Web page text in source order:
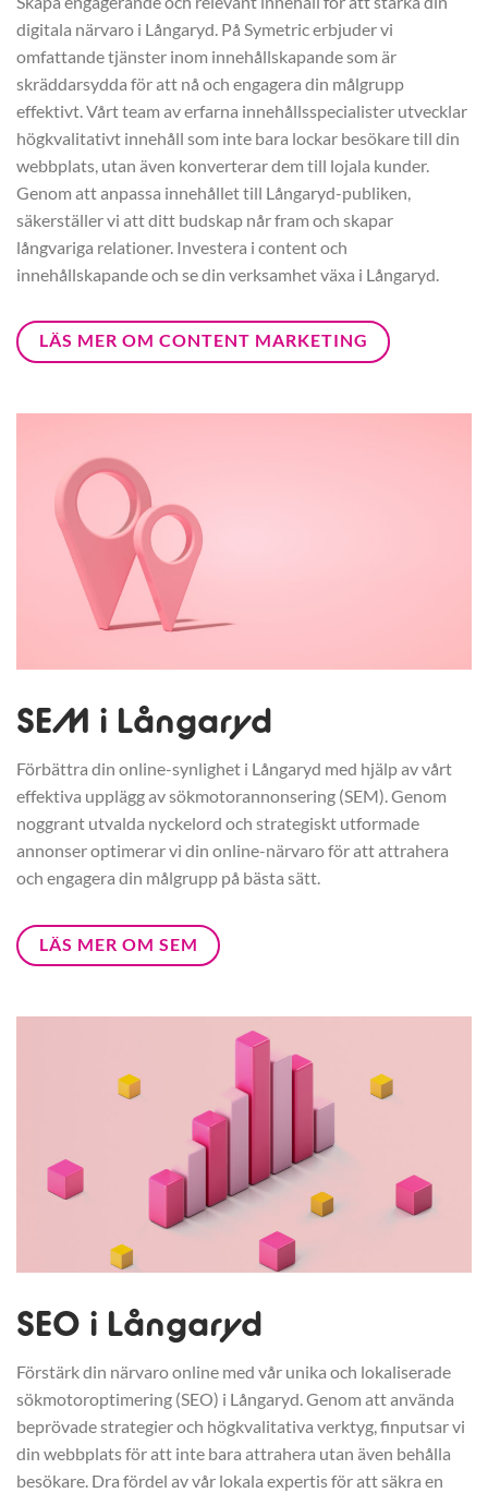
digitala närvaro i Långaryd. På Symetric erbjuder vi
omfattande tjänster inom innehållskapande som är
skräddarsydda för att nå och engagera din målgrupp
effektivt. Vårt team av erfarna innehållsspecialister utvecklar
högkvalitativt innehåll som inte bara lockar besökare till din
webbplats, utan även konverterar dem till lojala kunder.
Genom att anpassa innehållet till Långaryd-publiken,
säkerställer vi att ditt budskap når fram och skapar
långvariga relationer. Investera i content och
innehållskapande och se din verksamhet växa i Långaryd.
LÄS MER OM CONTENT MARKETING
SEM i Långaryd
Förbättra din online-synlighet i Långaryd med hjälp av vårt
effektiva upplägg av sökmotorannonsering (SEM). Genom
noggrant utvalda nyckelord och strategiskt utformade
annonser optimerar vi din online-närvaro för att attrahera
och engagera din målgrupp på bästa sätt.
LÄS MER OM SEM
SEO i Långaryd
Förstärk din närvaro online med vår unika och lokaliserade
sökmotoroptimering (SEO) i Långaryd. Genom att använda
beprövade strategier och högkvalitativa verktyg, finputsar vi
din webbplats för att inte bara attrahera utan även behålla
besökare. Dra fördel av vår lokala expertis för att säkra en